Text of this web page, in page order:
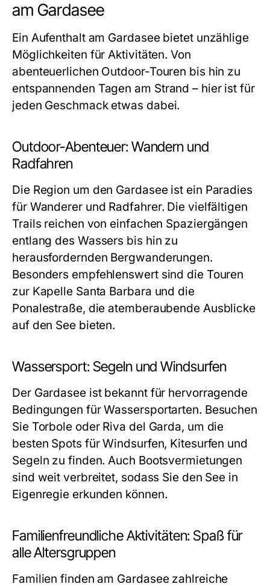
am Gardasee
Ein Aufenthalt am Gardasee bietet unzählige
Möglichkeiten für Aktivitäten. Von
abenteuerlichen Outdoor-Touren bis hin zu
entspannenden Tagen am Strand – hier ist für
jeden Geschmack etwas dabei.
Outdoor-Abenteuer: Wandern und
Radfahren
Die Region um den Gardasee ist ein Paradies
für Wanderer und Radfahrer. Die vielfältigen
Trails reichen von einfachen Spaziergängen
entlang des Wassers bis hin zu
herausfordernden Bergwanderungen.
Besonders empfehlenswert sind die Touren
zur Kapelle Santa Barbara und die
Ponalestraße, die atemberaubende Ausblicke
auf den See bieten.
Wassersport: Segeln und Windsurfen
Der Gardasee ist bekannt für hervorragende
Bedingungen für Wassersportarten. Besuchen
Sie Torbole oder Riva del Garda, um die
besten Spots für Windsurfen, Kitesurfen und
Segeln zu finden. Auch Bootsvermietungen
sind weit verbreitet, sodass Sie den See in
Eigenregie erkunden können.
Familienfreundliche Aktivitäten: Spaß für
alle Altersgruppen
Familien finden am Gardasee zahlreiche